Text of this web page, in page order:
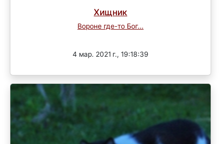
Хищник
Вороне где-то Бог...
4 мар. 2021 г., 19:18:39